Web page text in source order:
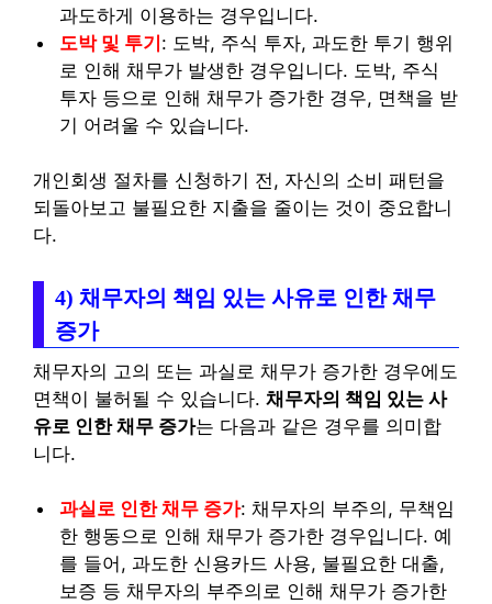
과도하게 이용하는 경우입니다.
도박 및 투기: 도박, 주식 투자, 과도한 투기 행위
로 인해 채무가 발생한 경우입니다. 도박, 주식
투자 등으로 인해 채무가 증가한 경우, 면책을 받
기 어려울 수 있습니다.
개인회생 절차를 신청하기 전, 자신의 소비 패턴을
되돌아보고 불필요한 지출을 줄이는 것이 중요합니
다.
4) 채무자의 책임 있는 사유로 인한 채무
증가
채무자의 고의 또는 과실로 채무가 증가한 경우에도
면책이 불허될 수 있습니다. 채무자의 책임 있는 사
유로 인한 채무 증가는 다음과 같은 경우를 의미합
니다.
과실로 인한 채무 증가: 채무자의 부주의, 무책임
한 행동으로 인해 채무가 증가한 경우입니다. 예
를 들어, 과도한 신용카드 사용, 불필요한 대출,
보증 등 채무자의 부주의로 인해 채무가 증가한